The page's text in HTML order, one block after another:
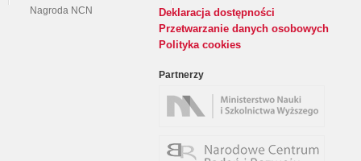
Nagroda NCN
Deklaracja dostępności
Przetwarzanie danych osobowych
Polityka cookies
Partnerzy